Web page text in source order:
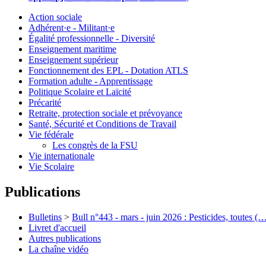
Action sociale
Adhérent·e - Militant·e
Égalité professionnelle - Diversité
Enseignement maritime
Enseignement supérieur
Fonctionnement des EPL - Dotation ATLS
Formation adulte - Apprentissage
Politique Scolaire et Laïcité
Précarité
Retraite, protection sociale et prévoyance
Santé, Sécurité et Conditions de Travail
Vie fédérale
Les congrès de la FSU
Vie internationale
Vie Scolaire
Publications
Bulletins > Bull n°443 - mars - juin 2026 : Pesticides, toutes
Livret d'accueil
Autres publications
La chaîne vidéo